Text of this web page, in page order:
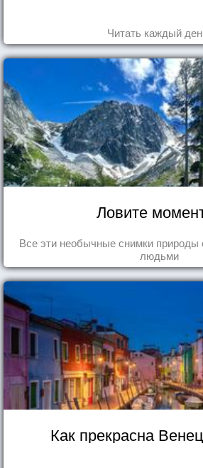
Читать каждый
Ловите
Все эти необычные снимки
людьми
Как прекрасна